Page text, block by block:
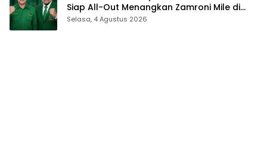
Siap All-Out Menangkan Zamroni Mile di
Pilkada Bone Bolango
Selasa, 4 Agustus 2026